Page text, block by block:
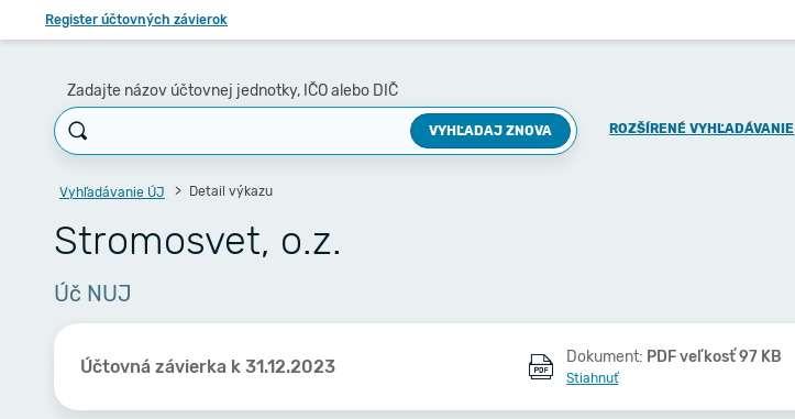
Register účtovných závierok
Zadajte názov účtovnej jednotky, IČO alebo DIČ
VYHĽADAJ ZNOVA ROZŠÍRENÉ VYHĽADÁVANIE
Vyhľadávanie ÚJ Detail výkazu
Stromosvet, o.z.
Úč NUJ
Účtovná závierka k 31.12.2023 Dokument: PDF veľkosť 97 KB
Stiahnuť